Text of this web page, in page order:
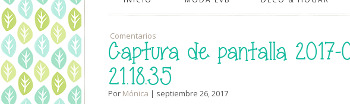
Comentarios
Captura de pantalla
21.18.35
Por Mónica | septiembre 26, 2017